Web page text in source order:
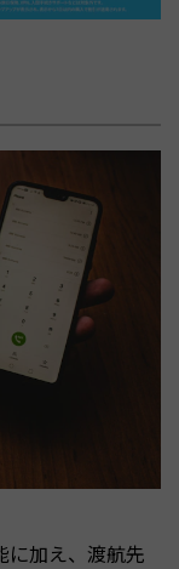
に加え、渡航先